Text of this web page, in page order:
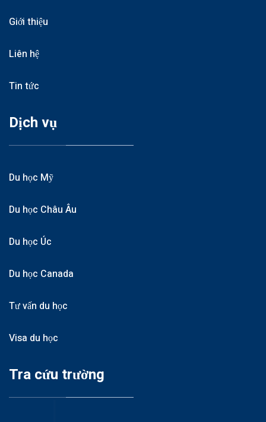
Giới thiệu
Liên hệ
Tin tức
Dịch vụ
Du học Mỹ
Du học Châu Âu
Du học Úc
Du học Canada
Tư vấn du học
Visa du học
Tra cứu trường